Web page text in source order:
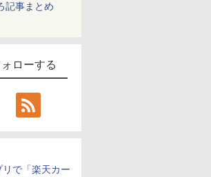
記事まとめ
ローする
で「楽天カー